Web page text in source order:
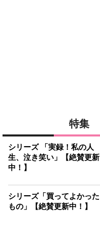
特集
シリーズ 「実録！私の人
生、泣き笑い」【絶賛更新
中！】
シリーズ「買ってよかった
もの」【絶賛更新中！】